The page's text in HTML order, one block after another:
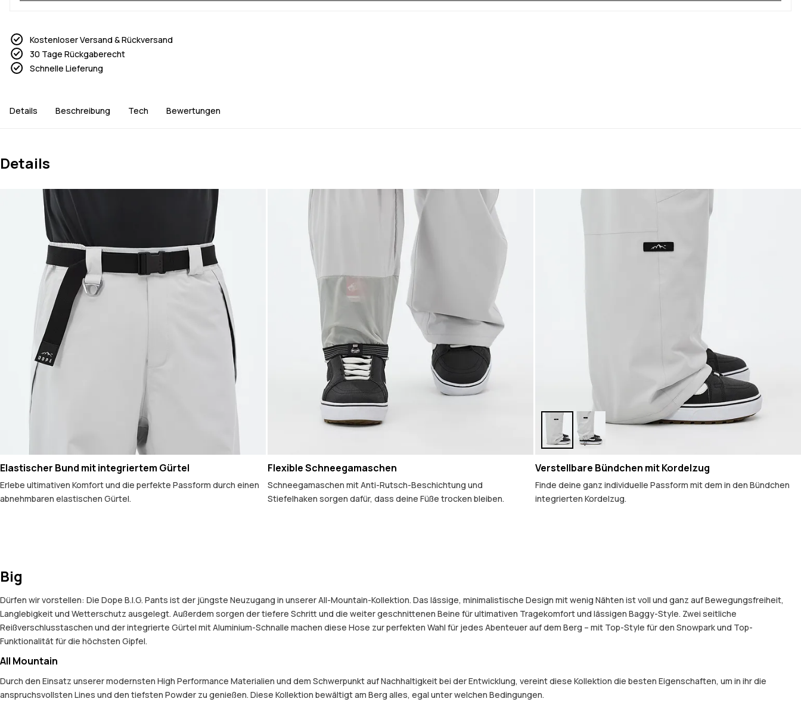
Kostenloser Versand & Rückversand
30 Tage Rückgaberecht
Schnelle Lieferung
Details Beschreibung Tech Bewertungen
Details
Elastischer Bund mit integriertem Gürtel
Erlebe ultimativen Komfort und die perfekte Passform durch einen
abnehmbaren elastischen Gürtel.
Flexible Schneegamaschen
Schneegamaschen mit Anti-Rutsch-Beschichtung und
Stiefelhaken sorgen dafür, dass deine Füße trocken bleiben.
Verstellbare Bündchen mit Kordelzug
Finde deine ganz individuelle Passform mit dem in den Bündchen
integrierten Kordelzug.
Big
Dürfen wir vorstellen: Die Dope B.I.G. Pants ist der jüngste Neuzugang in unserer All-Mountain-Kollektion. Das lässige, minimalistische Design mit wenig Nähten ist voll und ganz auf Bewegungsfreiheit,
Langlebigkeit und Wetterschutz ausgelegt. Außerdem sorgen der tiefere Schritt und die weiter geschnittenen Beine für ultimativen Tragekomfort und lässigen Baggy-Style. Zwei seitliche
Reißverschlusstaschen und der integrierte Gürtel mit Aluminium-Schnalle machen diese Hose zur perfekten Wahl für jedes Abenteuer auf dem Berg – mit Top-Style für den Snowpark und Top-
Funktionalität für die höchsten Gipfel.
All Mountain
Durch den Einsatz unserer modernsten High Performance Materialien und dem Schwerpunkt auf Nachhaltigkeit bei der Entwicklung, vereint diese Kollektion die besten Eigenschaften, um in ihr die
anspruchsvollsten Lines und den tiefsten Powder zu genießen. Diese Kollektion bewältigt am Berg alles, egal unter welchen Bedingungen.